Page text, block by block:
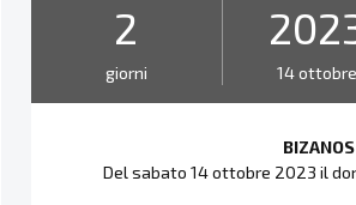
2
giorni 14 ottobre
BIZANOS
Del sabato 14 ottobre 2023 il